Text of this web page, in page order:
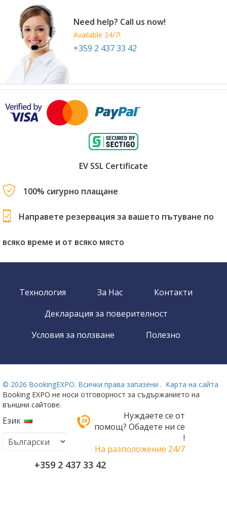
Need help? Call us now!
Available 24/7!
+359 2 437 33 42
EV SSL Certificate
100% сигурно плащане
Направете резервация за вашето пътуване по
всяко време и от всяко място
Технология За Нас
Контакти
Декларация за поверителност
Условия за ползване
Полезно
© 2026 BookingEXPO. Всички права запазени . Карта на сайта
Booking EXPO не носи отговорност за съдържанието на
външни сайтове.
Език
Нуждаете се от
помощ? Обадете ни се
!
На разположение 24/7
+359 2 437 33 42